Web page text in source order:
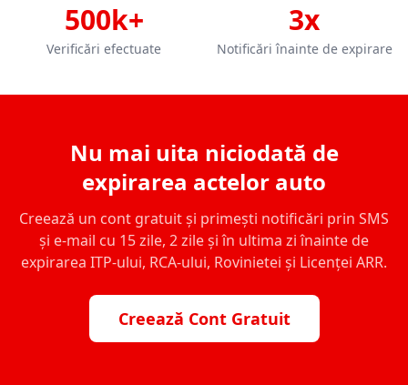
500k+
Verificări efectuate
3x
Notificări înainte de expirare
Nu mai uita niciodată de
expirarea actelor auto
Creează un cont gratuit și primești notificări prin SMS
și e-mail cu 15 zile, 2 zile și în ultima zi înainte de
expirarea ITP-ului, RCA-ului, Rovinietei și Licenței ARR.
Creează Cont Gratuit